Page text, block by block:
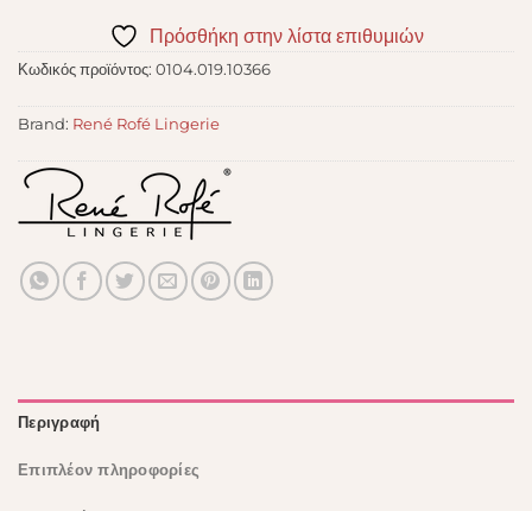
Πρόσθήκη στην λίστα επιθυμιών
Κωδικός προϊόντος: 0104.019.10366
Brand: René Rofé Lingerie
Περιγραφή
Επιπλέον πληροφορίες